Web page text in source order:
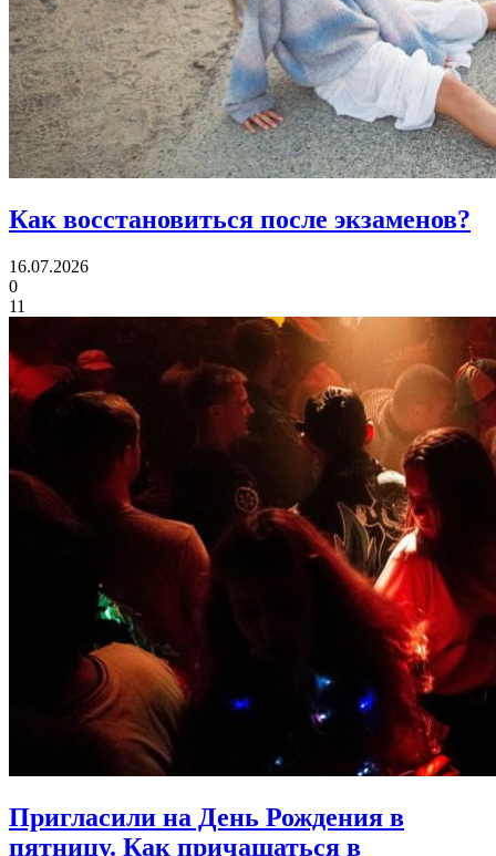
Как восстановиться после экзаменов?
16.07.2026
0
11
Пригласили на День Рождения в
пятницу. Как причащаться в